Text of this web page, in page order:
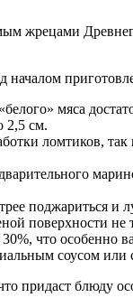
жрецами
мяса
2,5 см.
ломтиков,
поджариться и
поверхности
что особенно
соусом
придаст блюду